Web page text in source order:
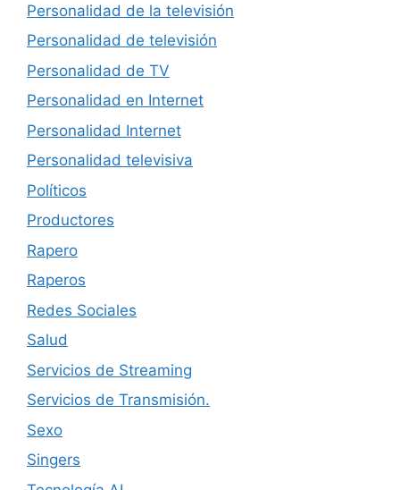
Personalidad de la televisión
Personalidad de televisión
Personalidad de TV
Personalidad en Internet
Personalidad Internet
Personalidad televisiva
Políticos
Productores
Rapero
Raperos
Redes Sociales
Salud
Servicios de Streaming
Servicios de Transmisión.
Sexo
Singers